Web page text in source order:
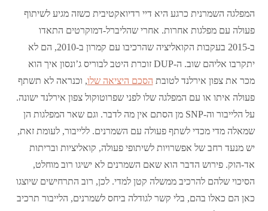
המפלגה השמרנית כרגע היא דיי רדיואקטיבית כשזה מגיע לשיתוף
פעולה עם מפלגות אחרות. אחרי שהליברל-דמוקרטים התאדו
ב-2015 בעקבות הקואליציה שהרכיבו עם קמרון ב-2010, הם לא
יתקרבו אליהם שוב. ה-DUP זוכרת היטב לבוריס ג’ונסון איך הוא
מכר את צפון אירלנד לטובת הסכם היציאה שלו, וכנראה לא תשתף
פעולה איתו או עם המפלגה שלו לפני שפרוטוקול צפון אירלנד ישונה.
על הלייבור וה-SNP מן הסתם אין מה לדבר. וגם שאר המפלגות הן
שמאלה מדי מכדי לשתף פעולה עם השמרנים. ללייבור, לעומת זאת,
יש מנעד רחב של אפשרויות לשיתופי פעולה, קואליציות ובריתות
אד-הוק. פירוש הדבר הוא שאם השמרנים לא ישיגו רוב מוחלט,
הסיכוי שלהם להרכיב ממשלה קטן למדי. לכן, רוב התרחישים שיוצגו
כאן הם כאלו בהם, בלי קשר לגודלה ביחס לשמרנים, הלייבור תרכיב